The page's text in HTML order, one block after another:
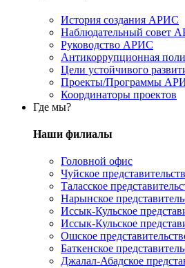
История создания АРИС
Наблюдательный совет
Руководство АРИС
Антикоррупционная
Цели устойчивого
Проекты/Программы
Координаторы проектов
Где мы?
Наши филиалы
Головной офис
Чуйское
Таласское
Нарынское
Иссык-Кульское
Иссык-Кульское
Ошское
Баткенское
Джалал-Абадское